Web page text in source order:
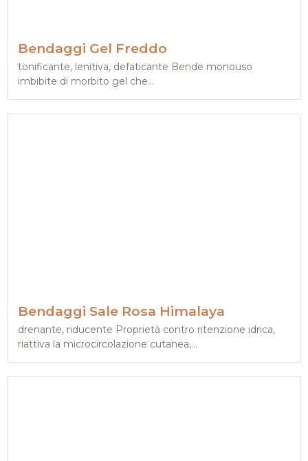
Bendaggi Gel Freddo
tonificante, lenitiva, defaticante Bende monouso
imbibite di morbito gel che...
Bendaggi Sale Rosa Himalaya
drenante, riducente Proprietà contro ritenzione idrica,
riattiva la microcircolazione cutanea,...